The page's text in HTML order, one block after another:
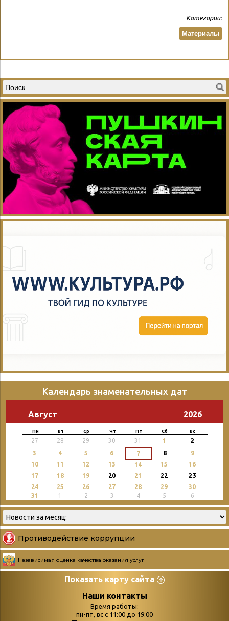
Категории:
Материалы
Календарь знаменательных дат
Август 2026
Пн Вт Ср Чт Пт Сб Вс
27 28 29 30 31 1 2
3 4 5 6 7 8
9
10
11 12 13 14 15
16
17
18 19 20 21 22 23
24 25 26 27 28 29
30
31
1 2 3 4 5 6
Противодействие коррупции
Независимая оценка качества оказания услуг
Показать карту сайта
СтраницыНаши контакты
Время работы:
пн-пт, вс с 11:00 до 19:00